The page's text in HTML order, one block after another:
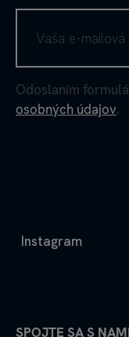
Odoslaním
osobných údajov.
Instagram
SPOJTE SA S